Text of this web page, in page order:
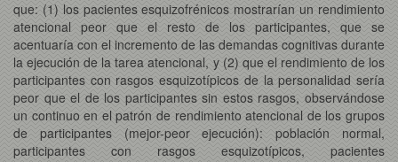
que: (1) los pacientes esquizofrénicos mostrarían un rendimiento
atencional peor que el resto de los participantes, que se
acentuaría con el incremento de las demandas cognitivas durante
la ejecución de la tarea atencional, y (2) que el rendimiento de los
participantes con rasgos esquizotípicos de la personalidad sería
peor que el de los participantes sin estos rasgos, observándose
un continuo en el patrón de rendimiento atencional de los grupos
de participantes (mejor-peor ejecución): población normal,
participantes con rasgos esquizotípicos, pacientes